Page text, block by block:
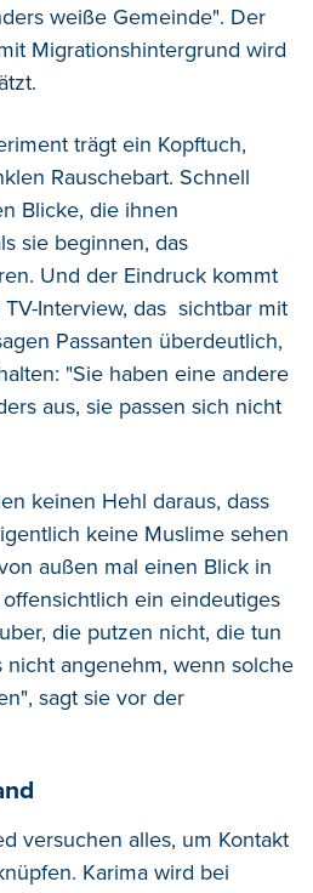
weiße Gemeinde". Der
Migrationshintergrund wird
trägt ein Kopftuch,
Rauschebart. Schnell
Blicke, die ihnen
sie beginnen, das
Und der Eindruck kommt
Interview, das sichtbar mit
Passanten überdeutlich,
"Sie haben eine andere
aus, sie passen sich nicht
keinen Hehl daraus, dass
keine Muslime sehen
außen mal einen Blick in
ein eindeutiges
die putzen nicht, die tun
nicht angenehm, wenn solche
sagt sie vor der
versuchen alles, um Kontakt
Karima wird bei